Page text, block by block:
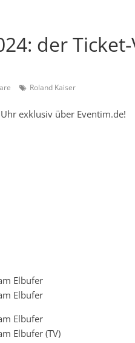
der
Roland Kaiser
exklusiv über Eventim.de!
Elbufer
Elbufer
Elbufer
Elbufer (TV)